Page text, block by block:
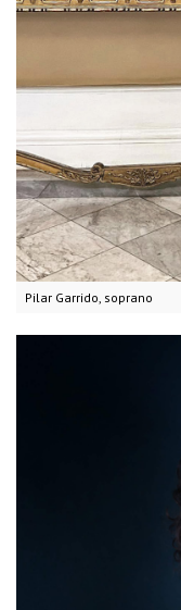
Pilar Garrido, soprano